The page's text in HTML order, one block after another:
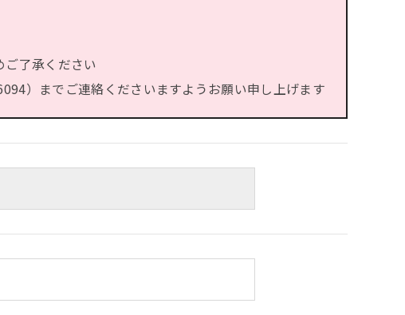
ご了承ください
）までご連絡くださいますようお願い申し上げます